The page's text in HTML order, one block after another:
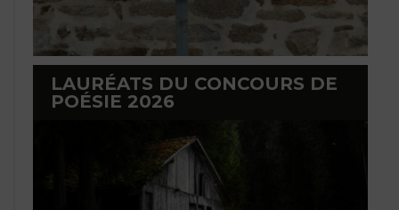
LAURÉATS DU CONCOURS DE
POÉSIE 2026